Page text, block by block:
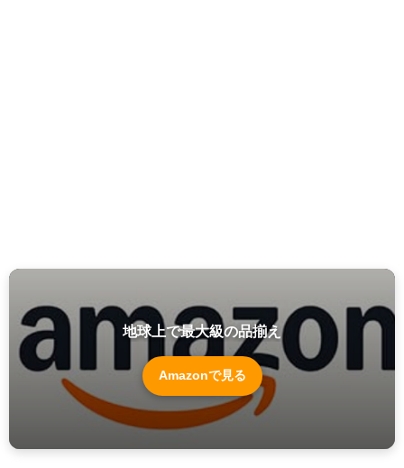
地球上で最大級の品揃え
Amazonで見る